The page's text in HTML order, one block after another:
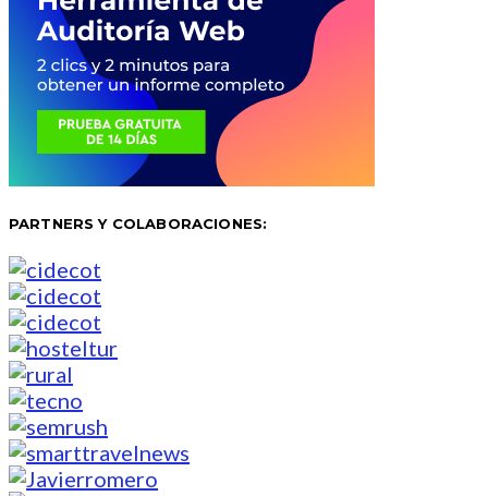
PARTNERS Y COLABORACIONES: